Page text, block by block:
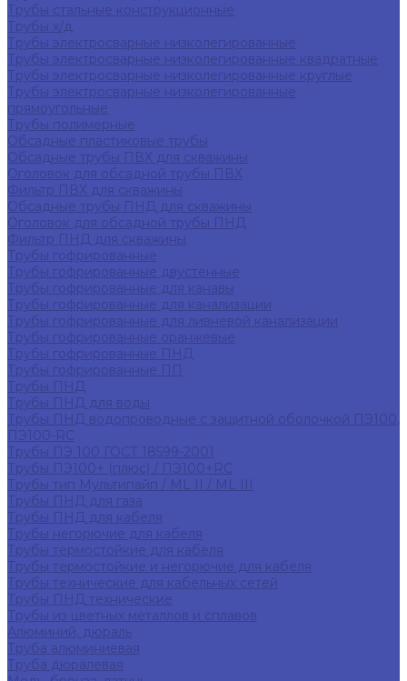
Трубы стальные конструкционные
Трубы х/д
Трубы электросварные низколегированные
Трубы электросварные низколегированные квадратные
Трубы электросварные низколегированные круглые
Трубы электросварные низколегированные
прямоугольные
Трубы полимерные
Обсадные пластиковые трубы
Обсадные трубы ПВХ для скважины
Оголовок для обсадной трубы ПВХ
Фильтр ПВХ для скважины
Обсадные трубы ПНД для скважины
Оголовок для обсадной трубы ПНД
Фильтр ПНД для скважины
Трубы гофрированные
Трубы гофрированные двустенные
Трубы гофрированные для канавы
Трубы гофрированные для канализации
Трубы гофрированные для ливневой канализации
Трубы гофрированные оранжевые
Трубы гофрированные ПНД
Трубы гофрированные ПП
Трубы ПНД
Трубы ПНД для воды
Трубы ПНД водопроводные с защитной оболочкой ПЭ100,
ПЭ100-RC
Трубы ПЭ 100 ГОСТ 18599-2001
Трубы ПЭ100+ (плюс) / ПЭ100+RC
Трубы тип Мультипайп / ML II / ML III
Трубы ПНД для газа
Трубы ПНД для кабеля
Трубы негорючие для кабеля
Трубы термостойкие для кабеля
Трубы термостойкие и негорючие для кабеля
Трубы технические для кабельных сетей
Трубы ПНД технические
Трубы из цветных металлов и сплавов
Алюминий, дюраль
Труба алюминиевая
Труба дюралевая